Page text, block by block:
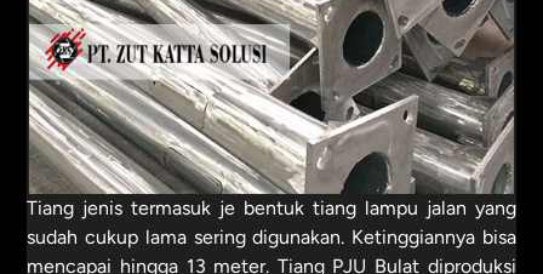
Tiang jenis termasuk je bentuk tiang lampu jalan yang
sudah cukup lama sering digunakan. Ketinggiannya bisa
mencapai hingga 13 meter. Tiang PJU Bulat diproduksi